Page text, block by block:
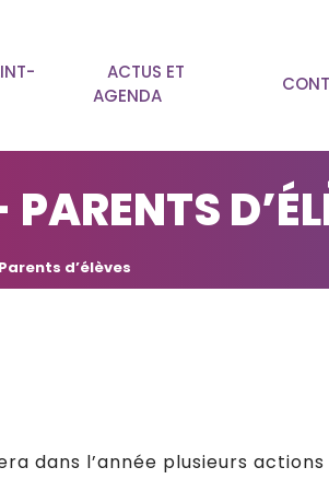
ACTUS ET
AGENDA
d’élèves
dans l’année plusieurs